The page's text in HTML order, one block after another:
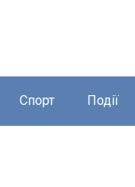
Спорт Події